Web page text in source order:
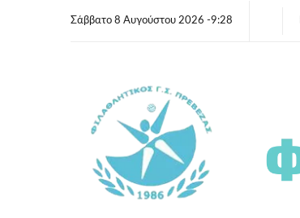
Σάββατο 8 Αυγούστου 2026 -9:28